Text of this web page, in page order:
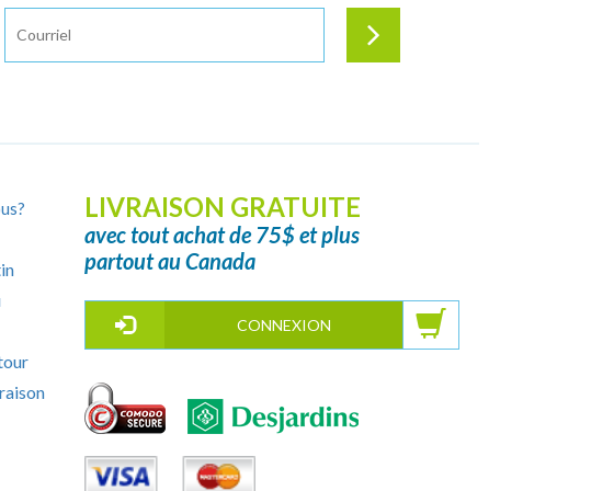
LIVRAISON GRATUITE
avec tout achat de 75$ et plus
partout au Canada
CONNEXION